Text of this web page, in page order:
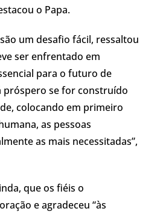
o Papa.
um desafio fácil, ressaltou
ser enfrentado em
para o futuro de
próspero se for construído
colocando em primeiro
as pessoas
as mais necessitadas”,
que os fiéis o
e agradeceu “às